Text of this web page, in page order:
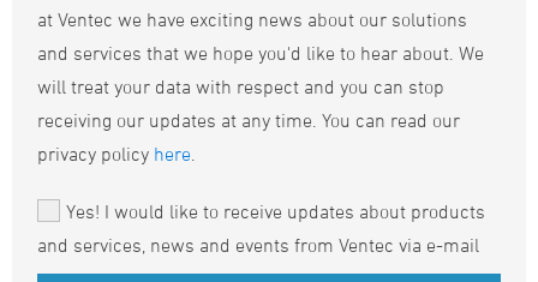
at Ventec we have exciting news about our solutions
and services that we hope you'd like to hear about. We
will treat your data with respect and you can stop
receiving our updates at any time. You can read our
privacy policy here
Yes! I would like to receive updates about products
and services, news and events from Ventec via e-mail